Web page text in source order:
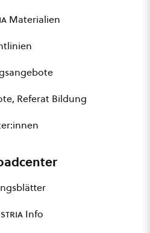
Materialien
Referat Bildung
Info